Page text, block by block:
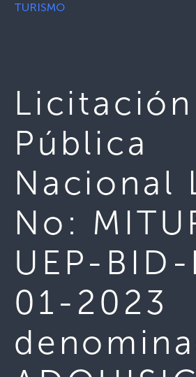
TURISMO
Licitación
Pública
Nacional
No:
UEP-
01-2023